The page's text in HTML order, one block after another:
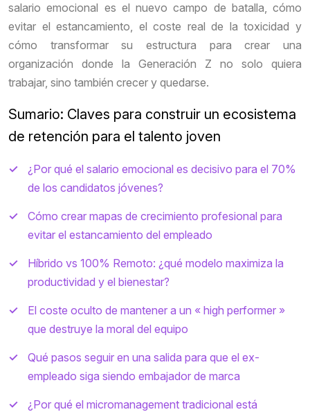
salario emocional es el nuevo campo de batalla, cómo
evitar el estancamiento, el coste real de la toxicidad y
cómo transformar su estructura para crear una
organización donde la Generación Z no solo quiera
trabajar, sino también crecer y quedarse.
Sumario: Claves para construir un ecosistema
de retención para el talento joven
¿Por qué el salario emocional es decisivo para el 70%
de los candidatos jóvenes?
Cómo crear mapas de crecimiento profesional para
evitar el estancamiento del empleado
Híbrido vs 100% Remoto: ¿qué modelo maximiza la
productividad y el bienestar?
El coste oculto de mantener a un « high performer »
que destruye la moral del equipo
Qué pasos seguir en una salida para que el ex-
empleado siga siendo embajador de marca
¿Por qué el micromanagement tradicional está